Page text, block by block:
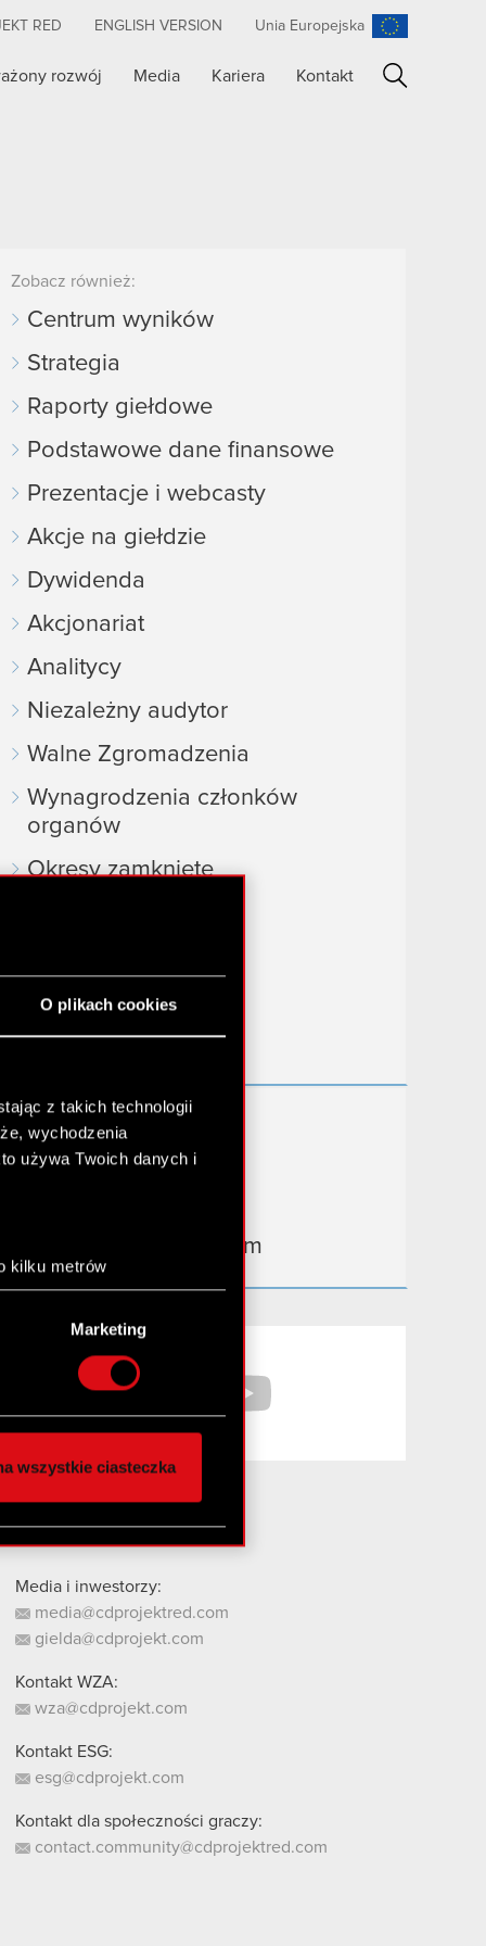
O plikach cookies
z takich technologii
wychodzenia
używa Twoich danych i
kilku metrów
(fingerprinting,
preferencje w
chwili.
i
innymi danymi
z naszej witryny,
Marketing
wszystkie ciasteczka
RED ENGLISH VERSION Unia Europejska
rozwój Media Kariera Kontakt
Zobacz również:
Centrum wyników
Strategia
Raporty giełdowe
Podstawowe dane finansowe
Prezentacje i webcasty
Akcje na giełdzie
Dywidenda
Akcjonariat
Analitycy
Niezależny audytor
Walne Zgromadzenia
Wynagrodzenia członków
organów
Okresy zamknięte
Przydatne linki
Kontakt IR
Dowiedz się więcej:
thewitcher.com
gear.cdprojektred.com
Facebook
Media i inwestorzy:
media@cdprojektred.com
gielda@cdprojekt.com
Kontakt WZA:
wza@cdprojekt.com
Kontakt ESG:
esg@cdprojekt.com
Kontakt dla społeczności graczy:
contact.community@cdprojektred.com